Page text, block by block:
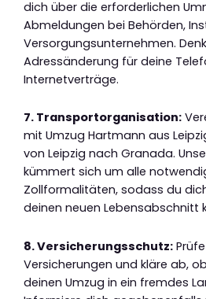
dich über die erforderlichen
Abmeldungen bei Behörden,
Versorgungsunternehmen.
Adressänderung für deine
Internetverträge.
7. Transportorganisation:
mit Umzug Hartmann aus
von Leipzig nach Granada.
kümmert sich um alle
Zollformalitäten, sodass du
deinen neuen Lebensabschnitt
8. Versicherungsschutz:
Versicherungen und kläre ab,
deinen Umzug in ein fremdes